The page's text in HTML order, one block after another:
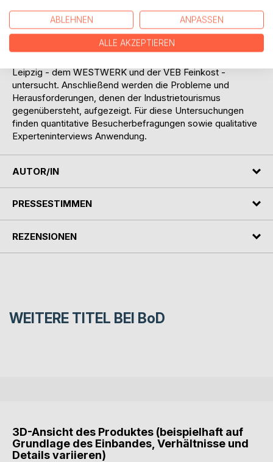
Industrietourismus bedeutet, welchen Stellenwert er für die
Stadt hat und wie er touristisch in Wert gesetzt wird. Da es
bislang keine allgemeingültigen Aussagen über die Motive,
Strukturen und Verhaltensweisen der Industrietouristen
Leipzig - dem WESTWERK und der VEB Feinkost -
untersucht. Anschließend werden die Probleme und
Herausforderungen, denen der Industrietourismus
gegenübersteht, aufgezeigt. Für diese Untersuchungen
finden quantitative Besucherbefragungen sowie qualitative
Experteninterviews Anwendung.
AUTOR/IN
PRESSESTIMMEN
REZENSIONEN
WEITERE TITEL BEI BoD
3D-Ansicht des Produktes (beispielhaft auf
Grundlage des Einbandes, Verhältnisse und
Details variieren)
ABLEHNEN ANPASSEN
ALLE AKZEPTIEREN